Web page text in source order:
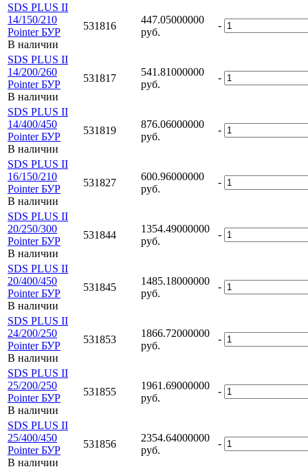
SDS PLUS II
14/150/210
Pointer БУР
В наличии
531816
447.05000000
руб.
-
SDS PLUS II
14/200/260
Pointer БУР
В наличии
531817
541.81000000
руб.
-
SDS PLUS II
14/400/450
Pointer БУР
В наличии
531819
876.06000000
руб.
-
SDS PLUS II
16/150/210
Pointer БУР
В наличии
531827
600.96000000
руб.
-
SDS PLUS II
20/250/300
Pointer БУР
В наличии
531844
1354.49000000
руб.
-
SDS PLUS II
20/400/450
Pointer БУР
В наличии
531845
1485.18000000
руб.
-
SDS PLUS II
24/200/250
Pointer БУР
В наличии
531853
1866.72000000
руб.
-
SDS PLUS II
25/200/250
Pointer БУР
В наличии
531855
1961.69000000
руб.
-
SDS PLUS II
25/400/450
Pointer БУР
В наличии
531856
2354.64000000
руб.
-